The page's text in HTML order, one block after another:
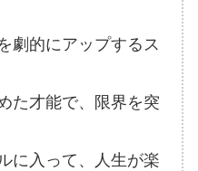
劇的にアップするス
た才能で、限界を突
に入って、人生が楽